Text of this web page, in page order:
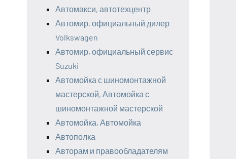
Автомакси, автотехцентр
Автомир, официальный дилер
Volkswagen
Автомир, официальный сервис
Suzuki
Автомойка с шиномонтажной
мастерской, Автомойка с
шиномонтажной мастерской
Автомойка, Автомойка
Автополка
Авторам и правообладателям